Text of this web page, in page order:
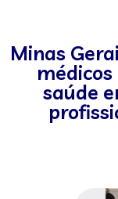
Minas
saúde